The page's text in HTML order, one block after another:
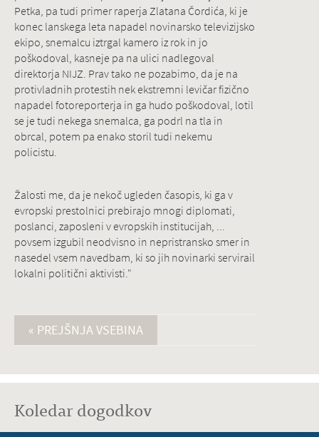
Petka, pa tudi primer raperja Zlatana Čordića, ki je
konec lanskega leta napadel novinarsko televizijsko
ekipo, snemalcu iztrgal kamero iz rok in jo
poškodoval, kasneje pa na ulici nadlegoval
direktorja NIJZ. Prav tako ne pozabimo, da je na
protivladnih protestih nek ekstremni levičar fizično
napadel fotoreporterja in ga hudo poškodoval, lotil
se je tudi nekega snemalca, ga podrl na tla in
obrcal, potem pa enako storil tudi nekemu
policistu.
Žalosti me, da je nekoč ugleden časopis, ki ga v
evropski prestolnici prebirajo mnogi diplomati,
poslanci, zaposleni v evropskih institucijah, ...
povsem izgubil neodvisno in nepristransko smer in
nasedel vsem navedbam, ki so jih novinarki servirail
lokalni politični aktivisti."
« PREJŠNJA VSEBINA
Koledar dogodkov